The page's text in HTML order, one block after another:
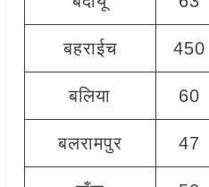
बहराईच 450
बलिया 60
बलरामपुर 47